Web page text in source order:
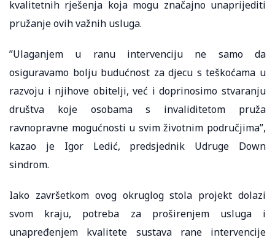
kvalitetnih rješenja koja mogu značajno unaprijediti
pružanje ovih važnih usluga.
”Ulaganjem u ranu intervenciju ne samo da
osiguravamo bolju budućnost za djecu s teškoćama u
razvoju i njihove obitelji, već i doprinosimo stvaranju
društva koje osobama s invaliditetom pruža
ravnopravne mogućnosti u svim životnim područjima”,
kazao je Igor Ledić, predsjednik Udruge Down
sindrom.
Iako završetkom ovog okruglog stola projekt dolazi
svom kraju, potreba za proširenjem usluga i
unapređenjem kvalitete sustava rane intervencije